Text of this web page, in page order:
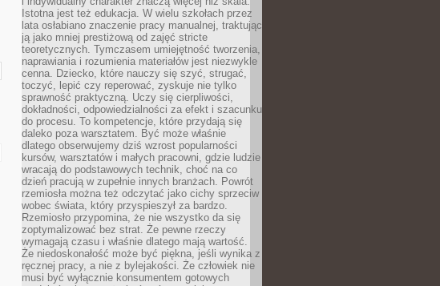
Istotna jest też edukacja. W wielu szkołach przez
lata osłabiano znaczenie pracy manualnej, traktując
ją jako mniej prestiżową od zajęć stricte
teoretycznych. Tymczasem umiejętność tworzenia,
naprawiania i rozumienia materiałów jest niezwykle
cenna. Dziecko, które nauczy się szyć, strugać,
toczyć, lepić czy reperować, zyskuje nie tylko
sprawność praktyczną. Uczy się cierpliwości,
dokładności, odpowiedzialności za efekt i szacunku
do procesu. To kompetencje, które przydają się
daleko poza warsztatem. Być może właśnie
dlatego obserwujemy dziś wzrost popularności
kursów, warsztatów i małych pracowni, gdzie ludzie
wracają do podstawowych technik, choć na co
dzień pracują w zupełnie innych branżach. Powrót
rzemiosła można też odczytać jako cichy sprzeciw
wobec świata, który przyspieszył za bardzo.
Rzemiosło przypomina, że nie wszystko da się
zoptymalizować bez strat. Że pewne rzeczy
wymagają czasu i właśnie dlatego mają wartość.
Że niedoskonałość może być piękna, jeśli wynika z
ręcznej pracy, a nie z bylejakości. Że człowiek nie
musi być wyłącznie konsumentem gotowych